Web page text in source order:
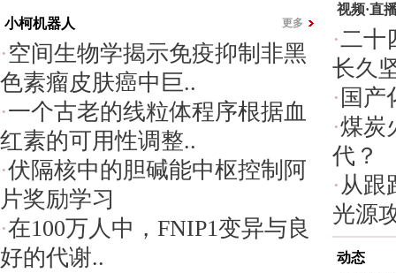
小柯机器人 更多
·空间生物学揭示免疫抑制非黑
色素瘤皮肤癌中巨..
·一个古老的线粒体程序根据血
红素的可用性调整..
·伏隔核中的胆碱能中枢控制阿
片奖励学习
·在100万人中，FNIP1变异与良
好的代谢..
视频·直
·二十
长久
· 国产
·煤炭
代？
· 从跟
光源
动态